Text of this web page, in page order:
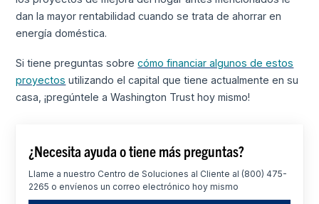
dan la mayor rentabilidad cuando se trata de ahorrar en
energía doméstica.
Si tiene preguntas sobrecómo financiar algunos de estos
proyectos utilizando el capital que tiene actualmente en su
casa, ¡pregúntele a Washington Trust hoy mismo!
¿Necesita ayuda o tiene más preguntas?
Llame a nuestro Centro de Soluciones al Cliente al (800) 475-
2265 o envíenos un correo electrónico hoy mismo